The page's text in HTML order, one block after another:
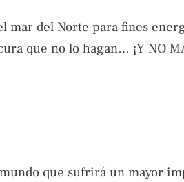
mar del Norte para fines
que no lo hagan… ¡Y NO
que sufrirá un mayor